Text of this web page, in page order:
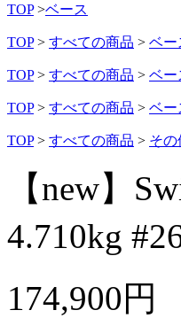
TOP >ベース
TOP > すべての商品 > ベー
TOP > すべての商品 > ベー
TOP > すべての商品 > ベー
TOP > すべての商品 > その
【new】
4.710kg
174,900円